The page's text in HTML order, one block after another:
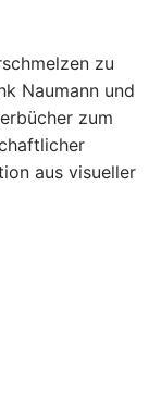
zu
Naumann und
zum
aus visueller